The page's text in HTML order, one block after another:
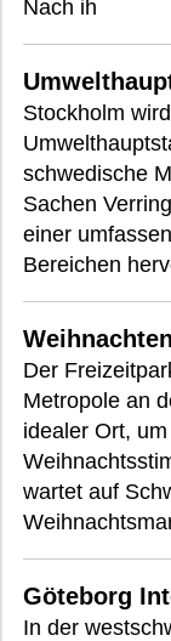
Nach ih
Stockholm
schwedische
Sachen
einer
Bereichen
Der
Metropole an
idealer Ort,
wartet auf
Göteborg
In der